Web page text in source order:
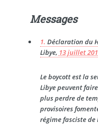
Messages
1. Déclaration du
Libye, 13 juillet
Le boycott est la
Libye peuvent
plus perdre de
provisoires
régime fasciste